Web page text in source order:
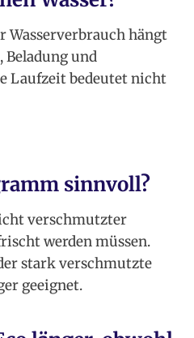
Wasserverbrauch hängt
Beladung und
Laufzeit bedeutet nicht
sinnvoll?
verschmutzter
werden müssen.
stark verschmutzte
geeignet.